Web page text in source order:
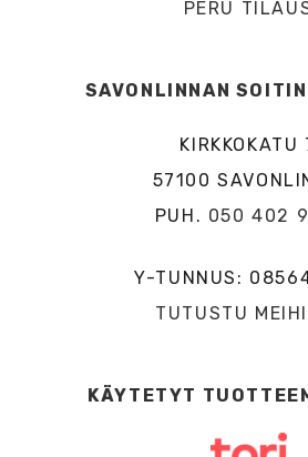
PERU
SAVONLINNAN
KIRKKOKATU
57100
PUH. 050 402
Y-TUNNUS:
TUTUSTU
KÄYTETYT